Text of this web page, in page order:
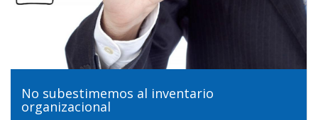
No subestimemos al inventario
organizacional